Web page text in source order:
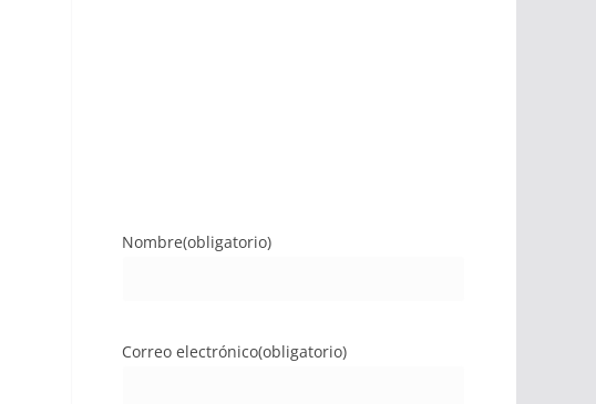
Nombre(obligatorio)
Correo electrónico(obligatorio)